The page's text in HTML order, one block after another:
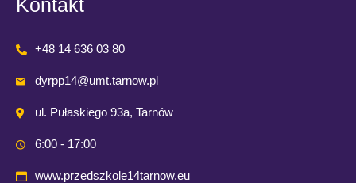
Kontakt
+48 14 636 03 80
dyrpp14@umt.tarnow.pl
ul. Pułaskiego 93a, Tarnów
6:00 - 17:00
www.przedszkole14tarnow.eu